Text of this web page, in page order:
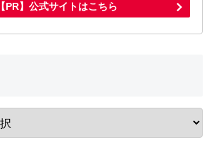
【PR】公式サイトはこちら